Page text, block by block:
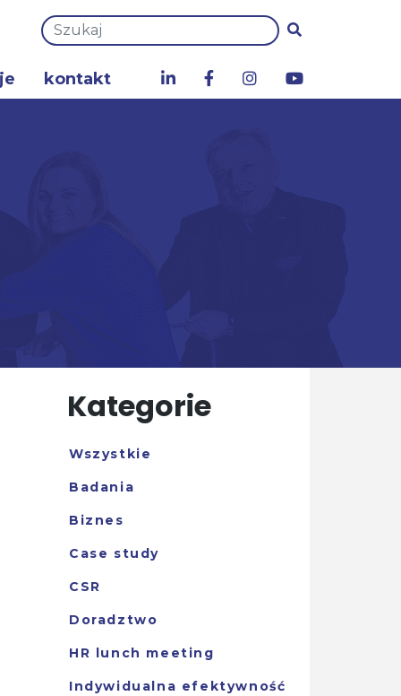
kontakt
Kategorie
Wszystkie
Badania
Biznes
Case study
CSR
Doradztwo
HR lunch meeting
Indywidualna efektywność